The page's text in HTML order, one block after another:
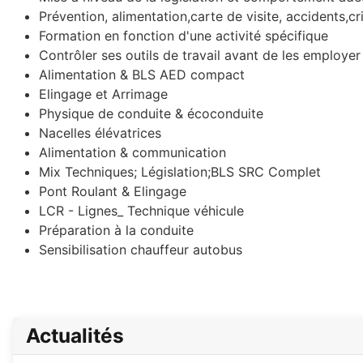
Prévention, alimentation,carte de visite,
Formation en fonction d'une activité spécifique
Contrôler ses outils de travail avant de les employer
Alimentation & BLS AED compact
Elingage et Arrimage
Physique de conduite & écoconduite
Nacelles élévatrices
Alimentation & communication
Mix Techniques; Législation;BLS SRC Complet
Pont Roulant & Elingage
LCR - Lignes_ Technique véhicule
Préparation à la conduite
Sensibilisation chauffeur autobus
Actualités